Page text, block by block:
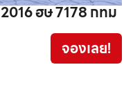
Toyota HIACE MT 3.0 GL 2016 ฮษ 7178 กทม
จองเลย!